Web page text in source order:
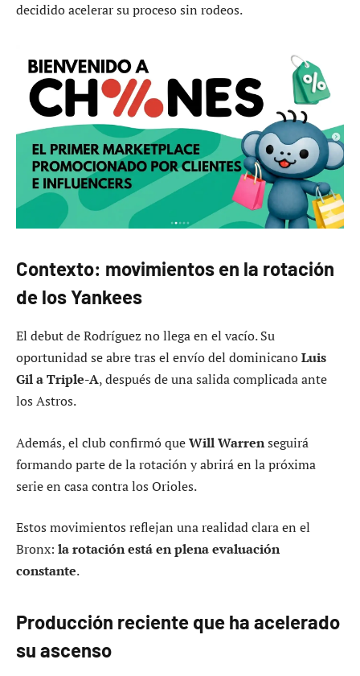
decidido acelerar su proceso sin rodeos.
Contexto: movimientos en la rotación
de los Yankees
El debut de Rodríguez no llega en el vacío. Su
oportunidad se abre tras el envío del dominicanoLuis
Gil a Triple-A, después de una salida complicada ante
los Astros.
Además, el club confirmó queWill Warrenseguirá
formando parte de la rotación y abrirá en la próxima
serie en casa contra los Orioles.
Estos movimientos reflejan una realidad clara en el
Bronx: la rotación está en plena evaluación
constante.
Producción reciente que ha acelerado
su ascenso